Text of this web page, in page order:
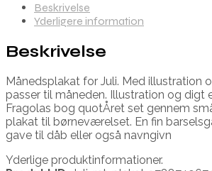
Beskrivelse
Yderligere information
Beskrivelse
Månedsplakat for Juli. Med illustration
passer til måneden. Illustration og digt
Fragolas bog quotÅret set gennem
plakat til børneværelset. En fin
gave til dåb eller også navngivn
Yderlige produktinformationer.